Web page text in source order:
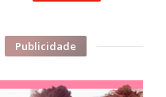
Publicidade